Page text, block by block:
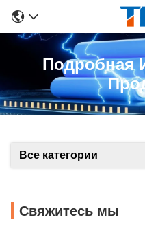
Подробная
Все категории
Свяжитесь мы